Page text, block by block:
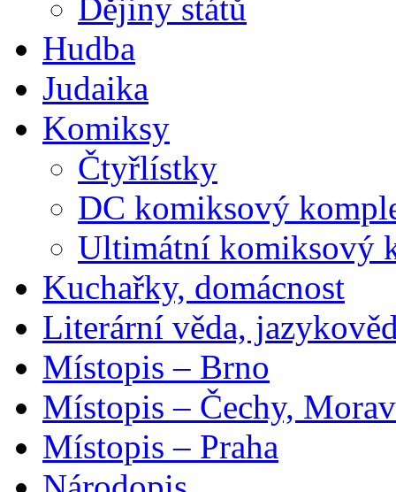
Dějiny států
Hudba
Judaika
Komiksy
Čtyřlístky
DC komiksový
Ultimátní komiksový
Kuchařky, domácnost
Literární věda,
Místopis – Brno
Místopis – Čechy,
Místopis – Praha